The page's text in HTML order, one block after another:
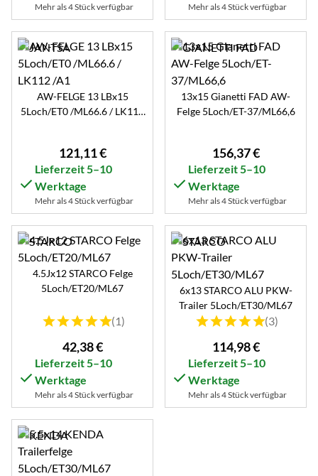
Mehr als 4 Stück verfügbar Mehr als 4 Stück verfügbar
AW-FELGE 13 LBx15
5Loch/ET0 /ML66.6 / LK112
121,11€
Lieferzeit 5–10
Werktage
Mehr als 4 Stück verfügbar
13x15 Gianetti FAD AW-
Felge 5Loch/ET-37/ML66,6
156,37€
Lieferzeit 5–10
Werktage
Mehr als 4 Stück verfügbar
4.5Jx12 STARCO Felge
5Loch/ET20/ML67
Bewertung: 5 von 5 (1 Bewertungen)
(1)
42,38€
Lieferzeit 5–10
Werktage
Mehr als 4 Stück verfügbar
6x13 STARCO ALU PKW-
Trailer 5Loch/ET30/ML67
Bewertung: 5 von 5 (3
(3)
114,98€
Lieferzeit 5–10
Werktage
Mehr als 4 Stück verfügbar